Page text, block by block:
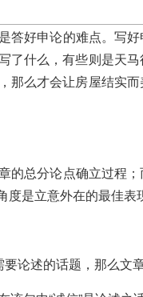
答好申论的难点。写
了什么，有些则是天
那么才会让房屋结实
总分论点确立过程
是立意外在的最佳表
论述的话题，那么文